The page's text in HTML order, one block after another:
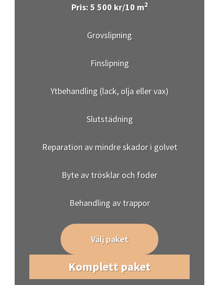
Pris: 5 500 kr/10 m2
Grovslipning
Finslipning
Ytbehandling (lack, olja eller vax)
Slutstädning
Reparation av mindre skador i golvet
Byte av trösklar och foder
Behandling av trappor
Välj paket
Komplett paket